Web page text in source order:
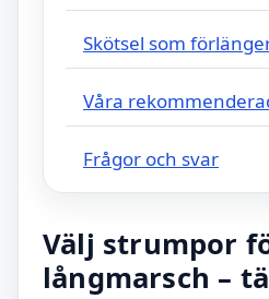
Skötsel som
Våra
Frågor och svar
Välj strumpor
långmarsch –